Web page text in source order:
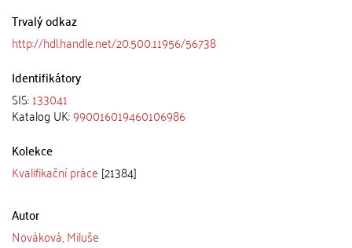
Trvalý odkaz
http://hdl.handle.net/20.500.11956/56738
Identifikátory
SIS:133041
Katalog UK:990016019460106986
Kolekce
Kvalifikační práce [21384]
Autor
Nováková, Miluše